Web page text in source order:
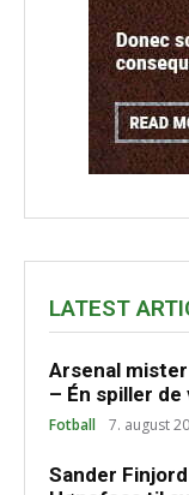
LATEST
Arsenal
– Én spiller
Fotball 7. august
Sander